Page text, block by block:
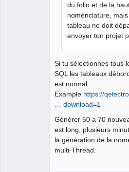
du folio et de la
nomenclature,
tableau ne doit
envoyer ton projet
Si tu sélectionnes tous
SQL les tableaux
est normal.
Example https://
… download=1
Générer 50 a 70
est long, plusieurs
la génération de la
multi-Thread.